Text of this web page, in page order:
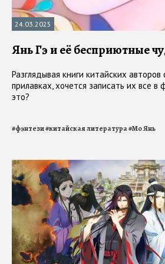
24.03.2025
Янь Гэ и её бесприютные
Разглядывая книги китайских
прилавках, хочется записать их все
это?
#фэнтези#китайская литература#Мо Янь